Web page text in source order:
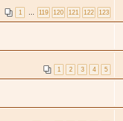
1 119 120 121 122 123
1 2 3 4 5